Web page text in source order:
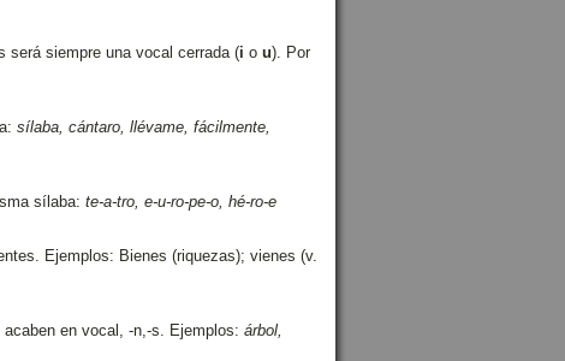
será siempre una vocal cerrada (i o u). Por
sílaba, cántaro, llévame, fácilmente,
sílaba: te-a-tro, e-u-ro-pe-o, hé-ro-e
Ejemplos: Bienes (riquezas); vienes (v.
en vocal, -n,-s. Ejemplos: árbol,